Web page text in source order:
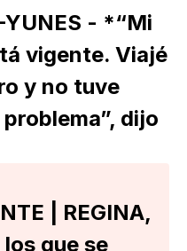
YUNES - *“Mi
vigente. Viajé
y no tuve
dijo
| REGINA,
los que se